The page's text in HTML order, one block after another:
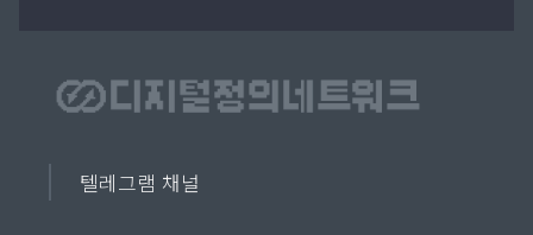
텔레그램 채널